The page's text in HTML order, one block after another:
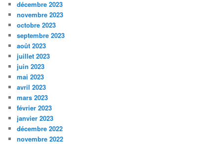
décembre 2023
novembre 2023
octobre 2023
septembre 2023
août 2023
juillet 2023
juin 2023
mai 2023
avril 2023
mars 2023
février 2023
janvier 2023
décembre 2022
novembre 2022